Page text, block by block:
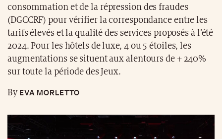
consommation et de la répression des fraudes
(DGCCRF) pour vérifier la correspondance entre les
tarifs élevés et la qualité des services proposés à l’été
2024. Pour les hôtels de luxe, 4 ou 5 étoiles, les
augmentations se situent aux alentours de + 240%
sur toute la période des Jeux.
ByEVA MORLETTO